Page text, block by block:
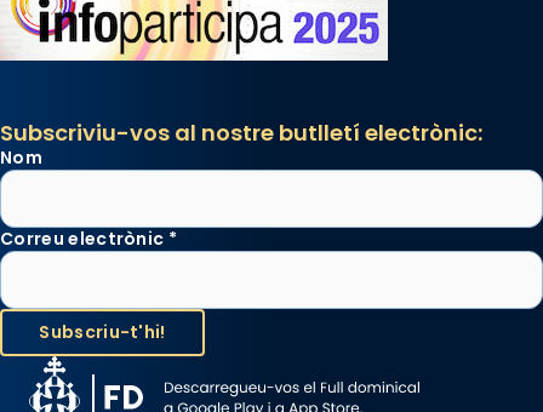
Subscriviu-vos al nostre butlletí electrònic:
Nom
Correu electrònic *